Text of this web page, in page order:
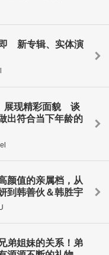
新专辑、实体演
展现精彩面貌 谈
出符合当下年龄的
颜值的亲属档，从
到韩善伙＆韩胜宇
弟姐妹的关系！弟